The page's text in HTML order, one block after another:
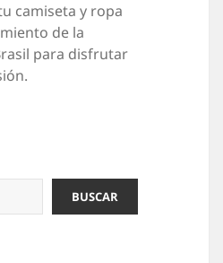
camiseta y ropa
de la
para disfrutar
BUSCAR